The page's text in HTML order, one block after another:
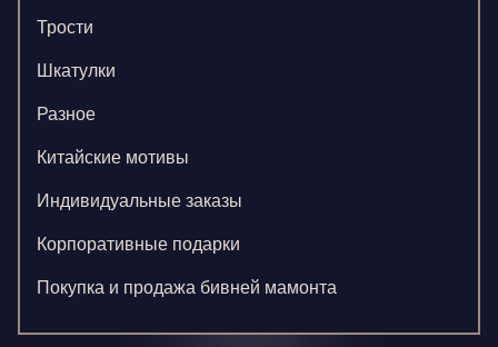
Трости
Шкатулки
Разное
Китайские мотивы
Индивидуальные заказы
Корпоративные подарки
Покупка и продажа бивней мамонта